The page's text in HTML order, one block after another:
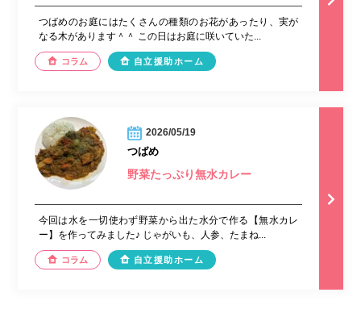
つばめのお庭にはたくさんの種類のお花があったり、実が
なる木があります＾＾ この日はお庭に咲いていた...
コラム 自立援助ホーム
2026/05/19
つばめ
野菜たっぷり無水カレー
今回は水を一切使わず野菜から出た水分で作る【無水カレ
ー】を作ってみました♪ じゃがいも、人参、たまね...
コラム 自立援助ホーム